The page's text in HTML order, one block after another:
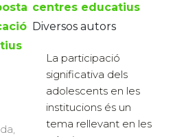
centres educatius
Diversos autors
La participació
significativa dels
adolescents en les
institucions és un
tema rellevant en les